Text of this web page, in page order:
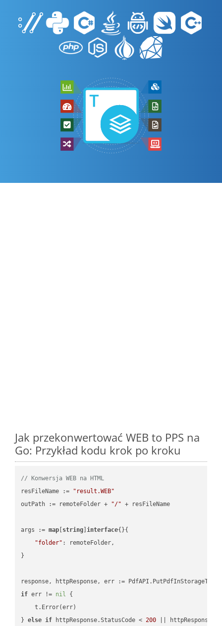
Jak przekonwertować WEB to PPS na
Go: Przykład kodu krok po kroku
// Konwersja WEB na HTML
resFileName :=
"result.WEB"
outPath := remoteFolder +
"/" + resFileName
args := map string ]interface{}{
"folder" : remoteFolder,
}
if err != nil {
    t.Error(err)
} else if httpResponse.StatusCode < 200 ||